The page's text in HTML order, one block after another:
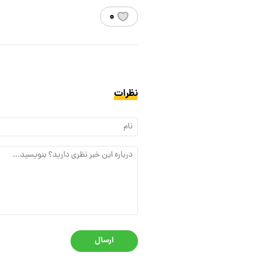
۰
نظرات
ارسال